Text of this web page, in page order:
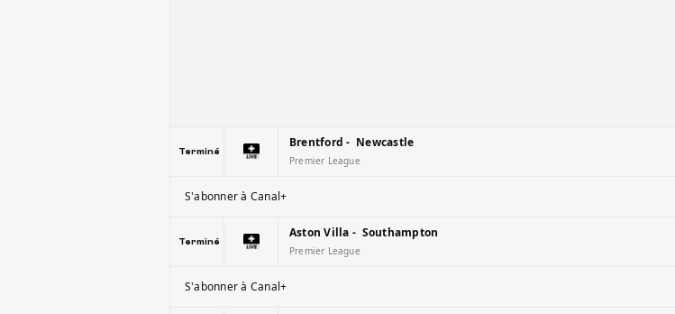
Terminé
Brentford - Newcastle
Premier League
S'abonner à Canal+
Terminé
Aston Villa - Southampton
Premier League
S'abonner à Canal+